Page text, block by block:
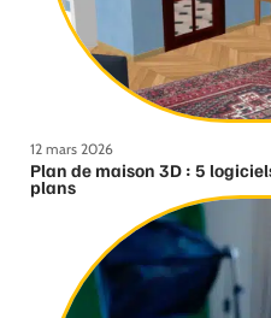
12 mars 2026
Plan de maison 3D : 5
plans